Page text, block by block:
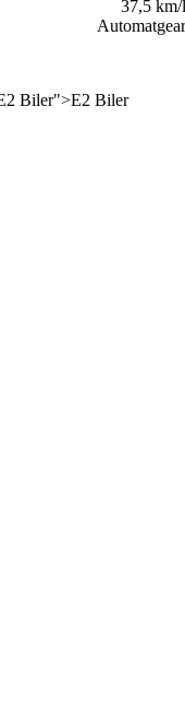
37,5 km/l
Automatgear
Biler">E2 Biler